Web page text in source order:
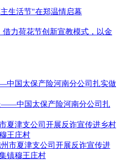
生活节"在郑温情启幕
力荷花节创新宣教模式，以金
——中国太保产险河南分公司扎
市夏津支公司开展反诈宣传进
镇穆王庄村